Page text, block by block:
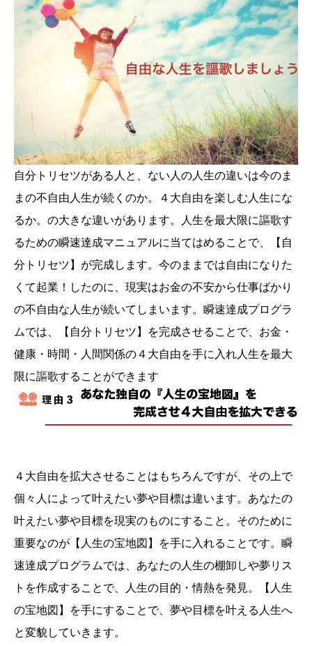
自分トリセツがある人と、ない人の人生の違いは今のま
まの不自由人生が続くのか。４大自由を楽しむ人生にな
るか。の大きな違いがあります。人生を最大限に謳歌す
るための瞬速達成マニュアルに当てはめることで、【自
分トリセツ】が完成します。今のままでは自由になりた
くて起業！したのに、現実はお金の不安から仕事ばかり
の不自由な人生が続いてしまいます。瞬速達成プログラ
ムでは、【自分トリセツ】を完成させることで、お金・
健康・時間・人間関係の４大自由を手に入れ人生を最大
限に謳歌することができます
４大自由を拡大させることはもちろんですが、その上で
個々人によって叶えたい夢や目標は違います。あなたの
叶えたい夢や目標を現実のものにすること。そのために
重要なのが【人生の宝地図】を手に入れることです。瞬
速達成プログラムでは、あなたの人生の棚卸しや夢リス
トを作成することで、人生の目的・情熱を発見。【人生
の宝地図】を手にすることで、夢や目標を叶える人生へ
と変貌していきます。